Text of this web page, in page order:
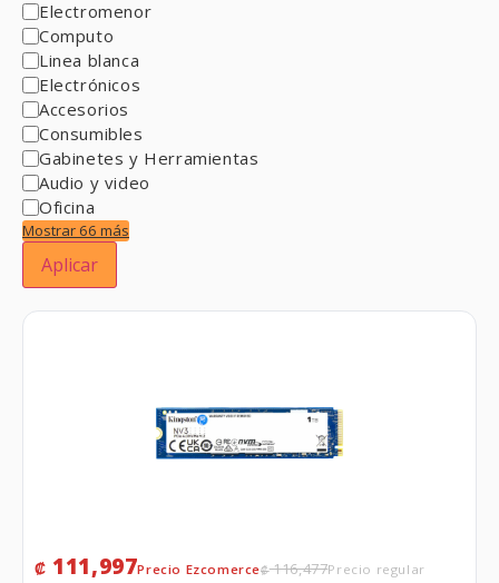
Electromenor
Computo
Linea blanca
Electrónicos
Accesorios
Consumibles
Gabinetes y Herramientas
Audio y video
Oficina
Mostrar 66 más
Aplicar
₡116,477
₡ 111,997